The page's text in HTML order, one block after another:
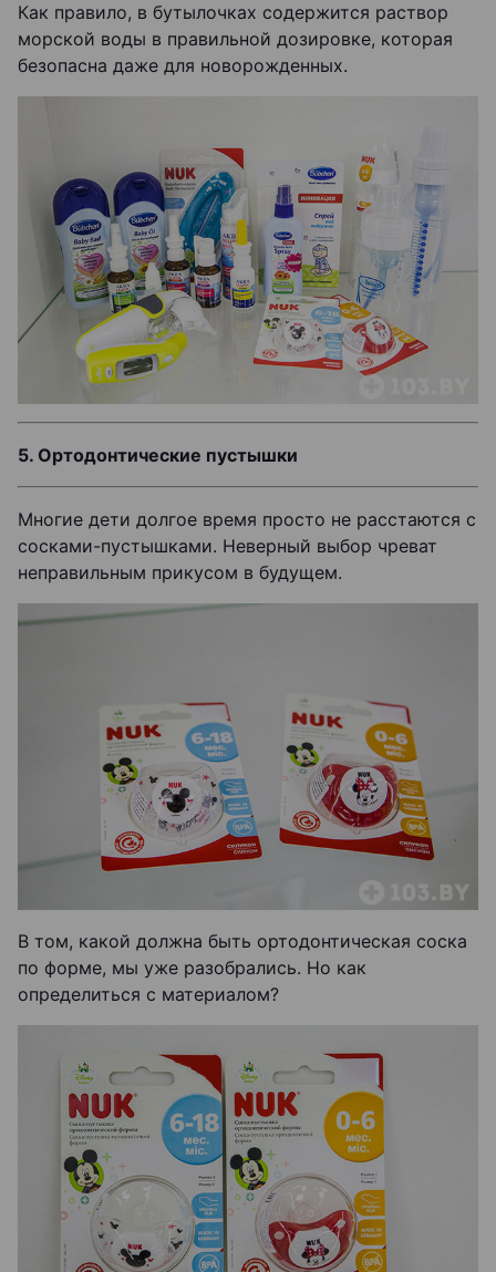
Как правило, в бутылочках содержится раствор
морской воды в правильной дозировке, которая
безопасна даже для новорожденных.
5. Ортодонтические пустышки
Многие дети долгое время просто не расстаются с
сосками-пустышками. Неверный выбор чреват
неправильным прикусом в будущем.
В том, какой должна быть ортодонтическая соска
по форме, мы уже разобрались. Но как
определиться с материалом?